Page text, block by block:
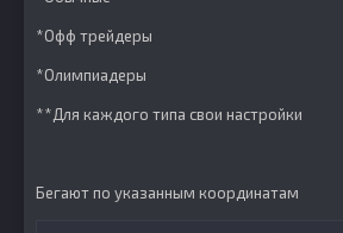
*Офф трейдеры
*Олимпиадеры
**Для каждого типа свои настройки
Бегают по указанным координатам